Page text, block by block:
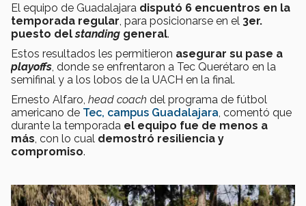
El equipo de Guadalajara disputó 6 encuentros en la
temporada regular , para posicionarse en el 3er.
puesto delstanding general.
Estos resultados les permitieron asegurar su pase a
playoffs , donde se enfrentaron a Tec Querétaro en la
semifinal y a los lobos de la UACH en la final.
Ernesto Alfaro, head coach del programa de fútbol
americano de Tec, campus Guadalajara , comentó que
durante la temporada el equipo fue de menos a
más , con lo cual demostró resiliencia y
compromiso.